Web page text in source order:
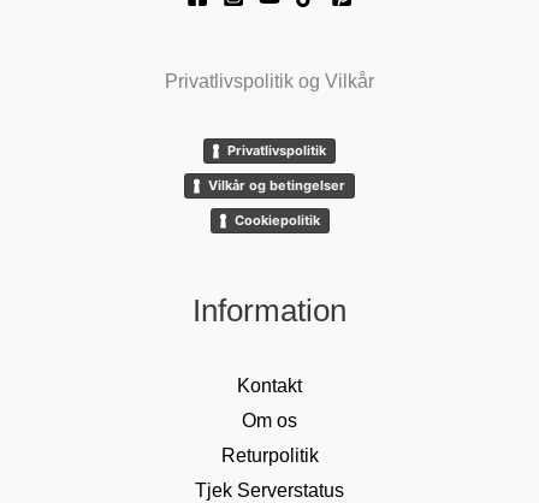
Privatlivspolitik og Vilkår
Privatlivspolitik
Vilkår og betingelser
Cookiepolitik
Information
Kontakt
Om os
Returpolitik
Tjek Serverstatus